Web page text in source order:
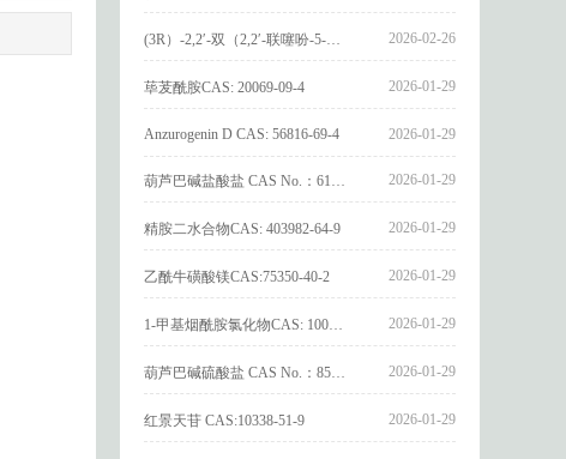
2026-02-26
荜茇酰胺CAS: 20069-09-4 2026-01-29
Anzurogenin D CAS: 56816-69-4 2026-01-29
2026-01-29
精胺二水合物CAS: 403982-64-9 2026-01-29
乙酰牛磺酸镁CAS:75350-40-2 2026-01-29
2026-01-29
2026-01-29
红景天苷 CAS:10338-51-9 2026-01-29